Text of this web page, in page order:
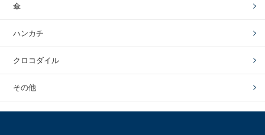
傘
ハンカチ
クロコダイル
その他